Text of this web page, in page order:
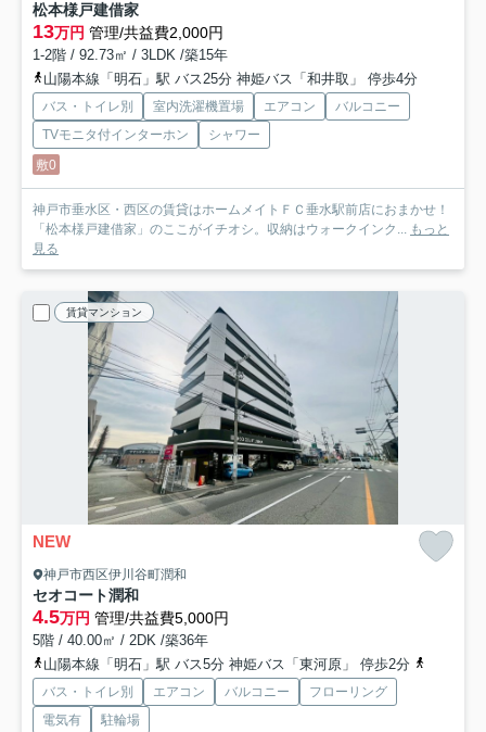
松本様戸建借家
13万円 管理/共益費2,000円
1-2階 / 92.73㎡ / 3LDK /築15年
山陽本線「明石」駅 バス25分 神姫バス「和井取」 停歩4分
バス・トイレ別 室内洗濯機置場 エアコン
バルコニー
TVモニタ付インターホン
シャワー
敷0
神戸市垂水区・西区の賃貸はホームメイトＦＣ垂水駅前店におまかせ！
「松本様戸建借家」のここがイチオシ。収納はウォークインク... もっと
見る
賃貸マンション
NEW
神戸市西区伊川谷町潤和
セオコート潤和
4.5万円 管理/共益費5,000円
5階 / 40.00㎡ / 2DK /築36年
山陽本線「明石」駅 バス5分 神姫バス「東河原」 停歩2分
バス・トイレ別 エアコン バルコニー
フローリング
電気有
駐輪場